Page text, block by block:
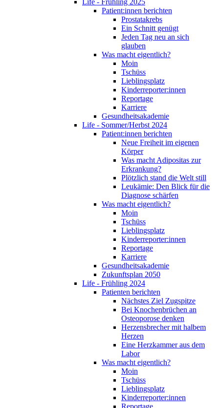
Life - Frühling 2025
Patient:innen berichten
Prostatakrebs
Ein Schnitt genügt
Jeden Tag neu an sich
glauben
Was macht eigentlich?
Moin
Tschüss
Lieblingsplatz
Kinderreporter:innen
Reportage
Karriere
Gesundheitsakademie
Life - Sommer/Herbst 2024
Patient:innen berichten
Neue Freiheit im eigenen
Körper
Was macht Adipositas zur
Erkrankung?
Plötzlich stand die Welt still
Leukämie: Den Blick für die
Diagnose schärfen
Was macht eigentlich?
Moin
Tschüss
Lieblingsplatz
Kinderreporter:innen
Reportage
Karriere
Gesundheitsakademie
Zukunftsplan 2050
Life - Frühling 2024
Patienten berichten
Nächstes Ziel Zugspitze
Bei Knochenbrüchen an
Osteoporose denken
Herzensbrecher mit halbem
Herzen
Eine Herzkammer aus dem
Labor
Was macht eigentlich?
Moin
Tschüss
Lieblingsplatz
Kinderreporter:innen
Reportage